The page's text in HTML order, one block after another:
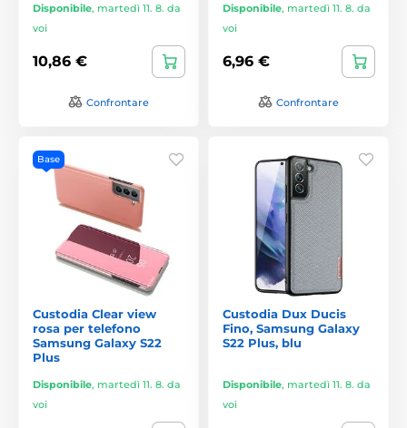
Disponibile, martedì 11. 8. da
voi
10,86 €
Confrontare
Disponibile, martedì 11. 8. da
voi
6,96 €
Confrontare
Base
Custodia Clear view
rosa per telefono
Samsung Galaxy S22
Plus
Disponibile, martedì 11. 8. da
voi
Custodia Dux Ducis
Fino, Samsung Galaxy
S22 Plus, blu
Disponibile, martedì 11. 8. da
voi